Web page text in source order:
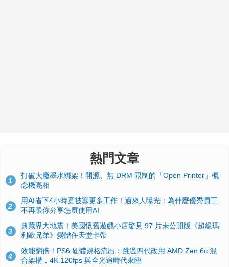
熱門文章
1
打破大廠墨水綁架！開源、無 DRM 限制的「Open Printer」概
念機亮相
2
用AI省下4小時竟被塞更多工作！過來人曝光：為什麼優秀員工
不再跟你分享怎麼使用AI
3
典藏界大地震！美國懷舊遊戲小店驚見 97 片未公開版《超級瑪
利歐兄弟》變體任天堂卡帶
4
效能翻倍！PS6 硬體規格流出：跳過四代改用 AMD Zen 6c 混
合架構，4K 120fps 與全光追時代來臨